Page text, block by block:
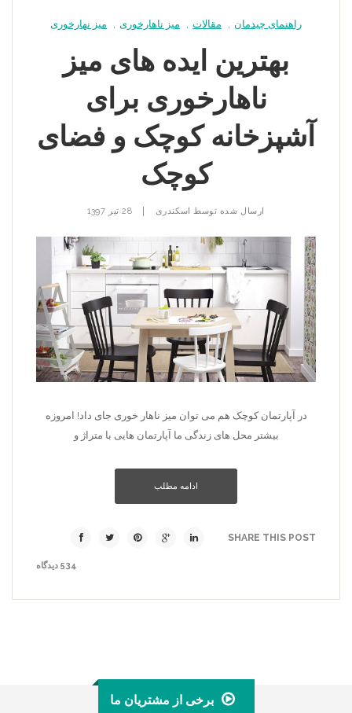
راهنمای چیدمان مقالات میز ناهارخوری میز نهارخوری
بهترین ایده های میز
ناهارخوری برای
آشپزخانه کوچک و فضای
کوچک
ارسال شده توسط اسکندری 28 تیر 1397
در آپارتمان­ کوچک هم می­ توان میز ناهار خوری جای داد! امروزه
بیشتر محل­ های زندگی ما آپارتمان­ هایی با متراژ و
ادامه مطلب
SHARE THIS POST
534 دیدگاه
برخی از مشتریان ما